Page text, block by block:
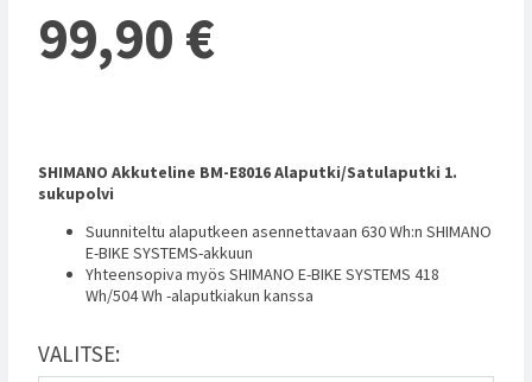
99,90 €
SHIMANO Akkuteline BM-E8016 Alaputki/Satulaputki 1.
sukupolvi
Suunniteltu alaputkeen asennettavaan 630 Wh:n SHIMANO
E-BIKE SYSTEMS-akkuun
Yhteensopiva myös SHIMANO E-BIKE SYSTEMS 418
Wh/504 Wh -alaputkiakun kanssa
VALITSE: